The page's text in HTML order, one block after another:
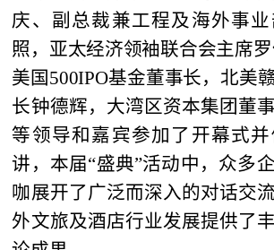
庆、副总裁兼工程及海外事
照，亚太经济领袖联合会主席罗
美国500IPO基金董事长，北美
长钟德辉，大湾区资本集团董
等领导和嘉宾参加了开幕式
讲，本届“盛典”活动中，众多
咖展开了广泛而深入的对话交
外文旅及酒店行业发展提供了